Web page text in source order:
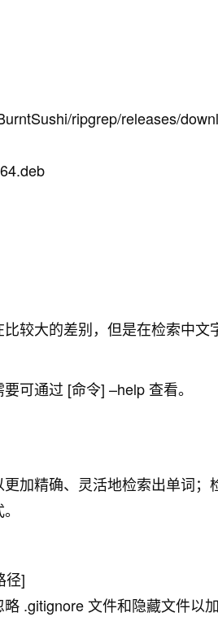
ripgrep/releases/
较大的差别，但是在检索中文
可通过 [命令] –help 查看。
加精确、灵活地检索出单词；
径]
.gitignore 文件和隐藏文件以